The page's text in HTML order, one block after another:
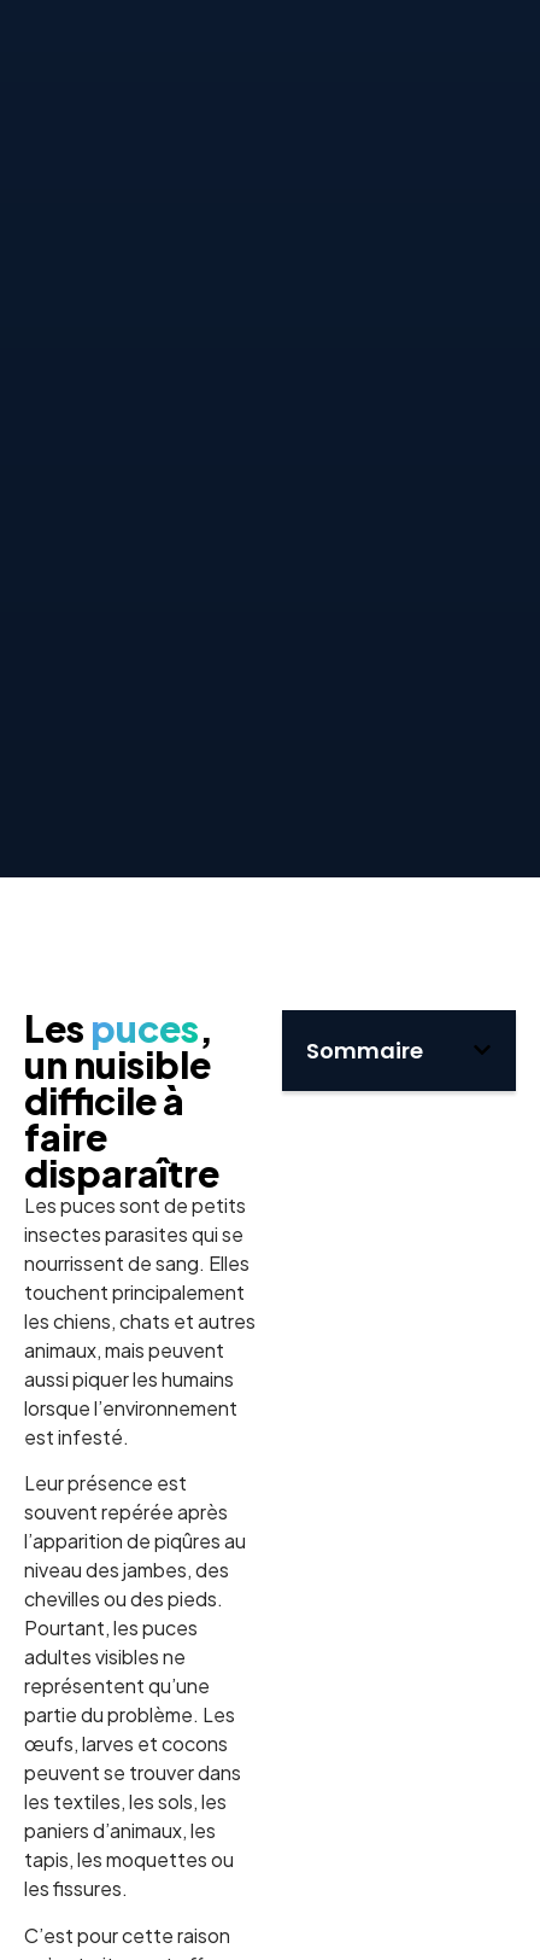
Les puces,
un nuisible
difficile à
faire
disparaître
Les puces sont de petits
insectes parasites qui se
nourrissent de sang. Elles
touchent principalement
les chiens, chats et autres
animaux, mais peuvent
aussi piquer les humains
lorsque l’environnement
est infesté.
Leur présence est
souvent repérée après
l’apparition de piqûres au
niveau des jambes, des
chevilles ou des pieds.
Pourtant, les puces
adultes visibles ne
représentent qu’une
partie du problème. Les
œufs, larves et cocons
peuvent se trouver dans
les textiles, les sols, les
paniers d’animaux, les
tapis, les moquettes ou
les fissures.
C’est pour cette raison
Sommaire